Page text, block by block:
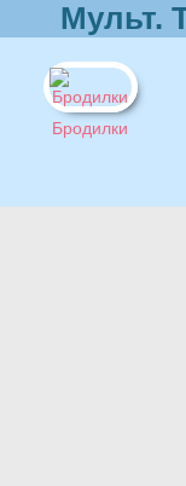
Мульт.
Бродилки